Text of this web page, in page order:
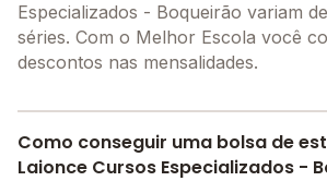
Especializados - Boqueirão variam
séries. Com o Melhor Escola você
descontos nas mensalidades.
Como conseguir uma bolsa de
Laionce Cursos Especializados -